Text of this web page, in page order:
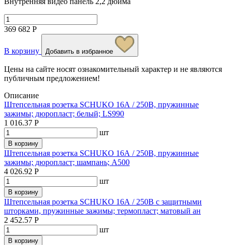
369 682 Р
В корзину Добавить в избранное
Цены на сайте носят ознакомительный характер и не являются
публичным предложением!
Описание
Штепсельная розетка SCHUKO 16А / 250В, пружинные
зажимы; дюропласт; белый; LS990
1 016.37 Р
шт
В корзину
Штепсельная розетка SCHUKO 16А / 250В, пружинные
зажимы; дюропласт; шампань; A500
4 026.92 Р
шт
В корзину
Штепсельная розетка SCHUKO 16А / 250В с защитными
шторками, пружинные зажимы; термопласт; матовый ан
2 452.57 Р
шт
В корзину